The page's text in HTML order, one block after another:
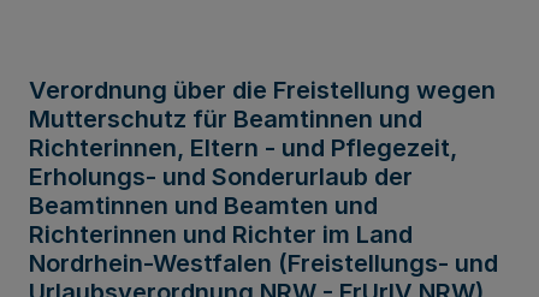
Verordnung über die Freistellung wegen
Mutterschutz für Beamtinnen und
Richterinnen, Eltern - und Pflegezeit,
Erholungs- und Sonderurlaub der
Beamtinnen und Beamten und
Richterinnen und Richter im Land
Nordrhein-Westfalen (Freistellungs- und